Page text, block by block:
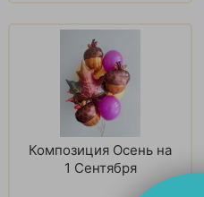
Композиция Осень на
1 Сентября